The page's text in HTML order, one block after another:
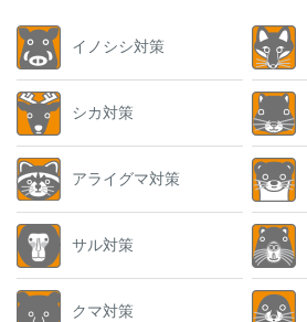
イノシシ対策
シカ対策
アライグマ対策
サル対策
クマ対策